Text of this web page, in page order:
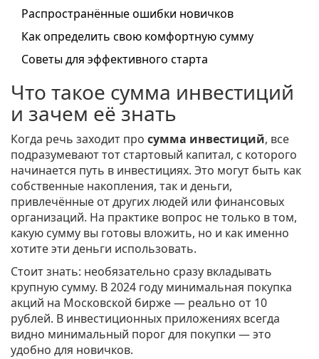
Распространённые ошибки новичков
Как определить свою комфортную сумму
Советы для эффективного старта
Что такое сумма инвестиций
и зачем её знать
Когда речь заходит про сумма инвестиций, все
подразумевают тот стартовый капитал, с которого
начинается путь в инвестициях. Это могут быть как
собственные накопления, так и деньги,
привлечённые от других людей или финансовых
организаций. На практике вопрос не только в том,
какую сумму вы готовы вложить, но и как именно
хотите эти деньги использовать.
Стоит знать: необязательно сразу вкладывать
крупную сумму. В 2024 году минимальная покупка
акций на Московской бирже — реально от 10
рублей. В инвестиционных приложениях всегда
видно минимальный порог для покупки — это
удобно для новичков.